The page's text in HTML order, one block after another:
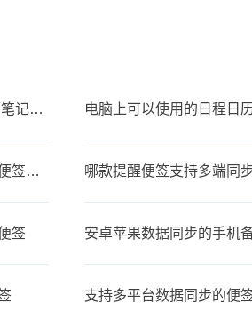
电脑桌面上有什么好用的笔记工具？PC端好用桌面笔记工具 电脑上可以使用的日程日
怎么提醒自己不要忘记家人生日？支持生日提醒的便签软件
签
支持多平台数据同步的便